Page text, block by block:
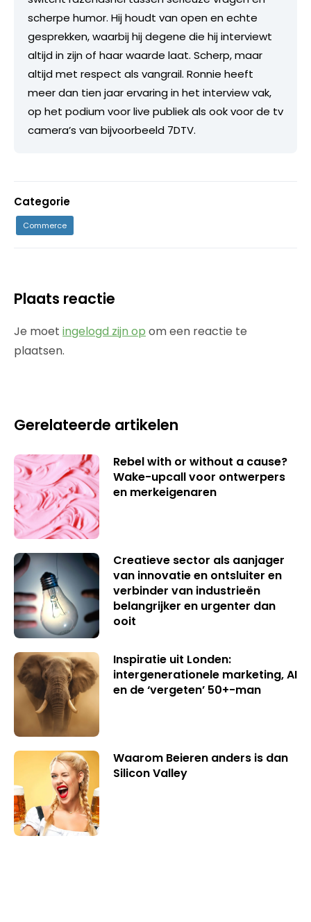
scherpe humor. Hij houdt van open en echte
gesprekken, waarbij hij degene die hij interviewt
altijd in zijn of haar waarde laat. Scherp, maar
altijd met respect als vangrail. Ronnie heeft
meer dan tien jaar ervaring in het interview vak,
op het podium voor live publiek als ook voor de tv
camera’s van bijvoorbeeld 7DTV.
Categorie
Commerce
Plaats reactie
Je moet ingelogd zijn op om een reactie te
plaatsen.
Gerelateerde artikelen
Rebel with or without a cause?
Wake-upcall voor ontwerpers
en merkeigenaren
Creatieve sector als aanjager
van innovatie en ontsluiter en
verbinder van industrieën
belangrijker en urgenter dan
ooit
Inspiratie uit Londen:
intergenerationele marketing, AI
en de ‘vergeten’ 50+-man
Waarom Beieren anders is dan
Silicon Valley